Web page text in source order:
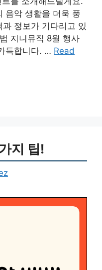
음악 생활을 더욱 풍
정보가 기다리고 있
지니뮤직 8월 행사
득합니다. … Read
지 팁!